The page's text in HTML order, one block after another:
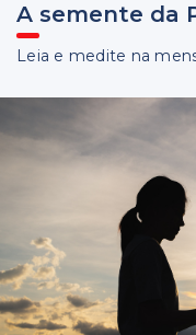
A semente da
Leia e medite na